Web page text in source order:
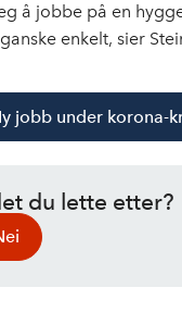
å jobbe på en
enkelt, sier
jobb under korona-
du lette etter?